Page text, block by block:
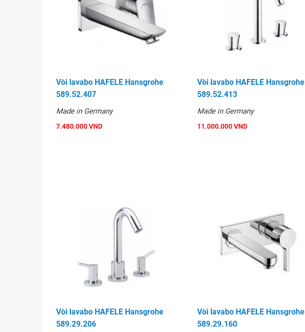
Vòi lavabo HAFELE Hansgrohe 589.29.270
Vòi lavabo HAFELE Hansgrohe
589.52.407
Made in Germany
7.480.000 VND
Vòi lavabo HAFELE Hansgrohe
589.52.413
Made in Germany
11.000.000 VND
Vòi lavabo HAFELE Hansgrohe
589.29.206
Vòi lavabo HAFELE Hansgrohe
589.29.160